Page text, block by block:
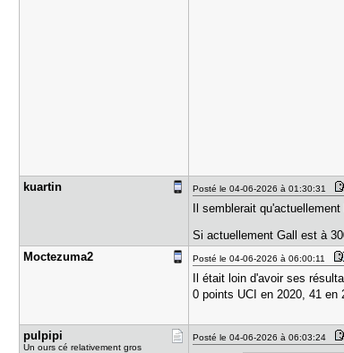
kuartin Posté le 04-06-2026 à 01:30:31
Il semblerait
Si actuellement Gall est à
Moctezuma2
Posté le 04-06-2026 à 06:00:11
Il était loin d'avoir ses
0 points UCI en 2020, 41
pulpipi
Un ours cé relativement gros
Posté le 04-06-2026 à 06:03:24